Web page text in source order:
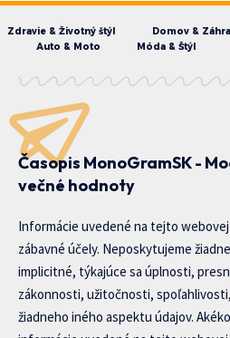
Zdravie & Životný štýl Domov &
Auto & Moto
Móda & Štýl
Časopis MonoGramSK -
večné hodnoty
Informácie uvedené na tejto
zábavné účely. Neposkytujeme
implicitné, týkajúce sa úplnosti,
zákonnosti, užitočnosti,
žiadneho iného aspektu údajov.